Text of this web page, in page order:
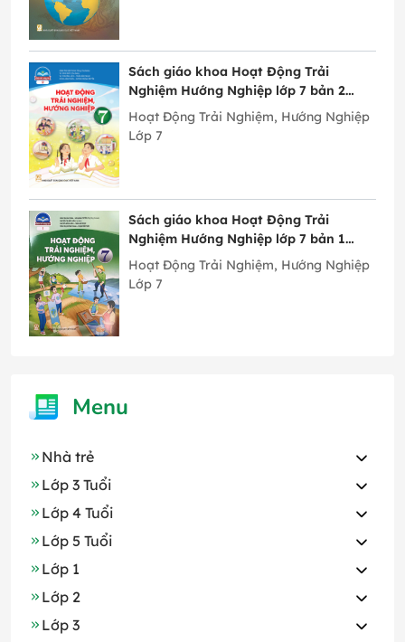
Sách giáo khoa Hoạt Động Trải
Nghiệm Hướng Nghiệp lớp 7 bản 2
Chân Trời Sáng Tạo
Hoạt Động Trải Nghiệm, Hướng Nghiệp
Lớp 7
Sách giáo khoa Hoạt Động Trải
Nghiệm Hướng Nghiệp lớp 7 bản 1
Chân Trời Sáng Tạo
Hoạt Động Trải Nghiệm, Hướng Nghiệp
Lớp 7
Menu
Nhà trẻ
Lớp 3 Tuổi
Lớp 4 Tuổi
Lớp 5 Tuổi
Lớp 1
Lớp 2
Lớp 3